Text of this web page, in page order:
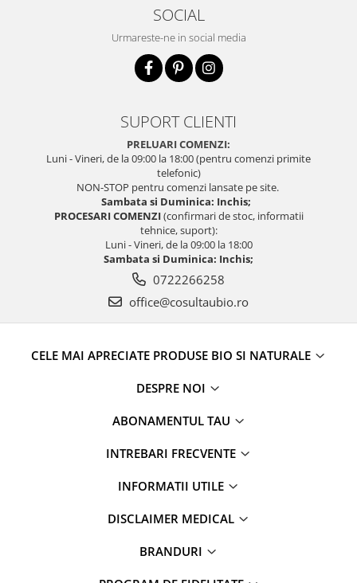
SOCIAL
Urmareste-ne in social media
SUPORT CLIENTI
PRELUARI COMENZI:
Luni - Vineri, de la 09:00 la 18:00 (pentru comenzi primite
telefonic)
NON-STOP pentru comenzi lansate pe site.
Sambata si Duminica: Inchis;
PROCESARI COMENZI(confirmari de stoc, informatii
tehnice, suport):
Luni - Vineri, de la 09:00 la 18:00
Sambata si Duminica: Inchis;
0722266258
office@cosultaubio.ro
CELE MAI APRECIATE PRODUSE BIO SI NATURALE
DESPRE NOI
ABONAMENTUL TAU
INTREBARI FRECVENTE
INFORMATII UTILE
DISCLAIMER MEDICAL
BRANDURI